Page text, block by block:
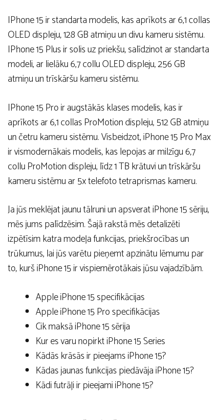
IPhone 15 ir standarta modelis, kas aprīkots ar 6,1 collas
OLED displeju, 128 GB atmiņu un divu kameru sistēmu.
IPhone 15 Plus ir solis uz priekšu, salīdzinot ar standarta
modeli, ar lielāku 6,7 collu OLED displeju, 256 GB
atmiņu un trīskāršu kameru sistēmu.
IPhone 15 Pro ir augstākās klases modelis, kas ir
aprīkots ar 6,1 collas ProMotion displeju, 512 GB atmiņu
un četru kameru sistēmu. Visbeidzot, iPhone 15 Pro Max
ir vismodernākais modelis, kas lepojas ar milzīgu 6,7
collu ProMotion displeju, līdz 1 TB krātuvi un trīskāršu
kameru sistēmu ar 5x telefoto tetraprismas kameru.
Ja jūs meklējat jaunu tālruni un apsverat iPhone 15 sēriju,
mēs jums palīdzēsim. Šajā rakstā mēs detalizēti
izpētīsim katra modeļa funkcijas, priekšrocības un
trūkumus, lai jūs varētu pieņemt apzinātu lēmumu par
to, kurš iPhone 15 ir vispiemērotākais jūsu vajadzībām.
Apple iPhone 15 specifikācijas
Apple iPhone 15 Pro specifikācijas
Cik maksā iPhone 15 sērija
Kur es varu nopirkt iPhone 15 Series
Kādās krāsās ir pieejams iPhone 15?
Kādas jaunas funkcijas piedāvāja iPhone 15?
Kādi futrāļi ir pieejami iPhone 15?